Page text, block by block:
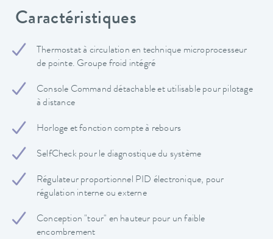
Caractéristiques
Thermostat à circulation en technique microprocesseur
de pointe. Groupe froid intégré
Console Command détachable et utilisable pour pilotage
à distance
Horloge et fonction compte à rebours
SelfCheck pour le diagnostique du système
Régulateur proportionnel PID électronique, pour
régulation interne ou externe
Conception "tour" en hauteur pour un faible
encombrement